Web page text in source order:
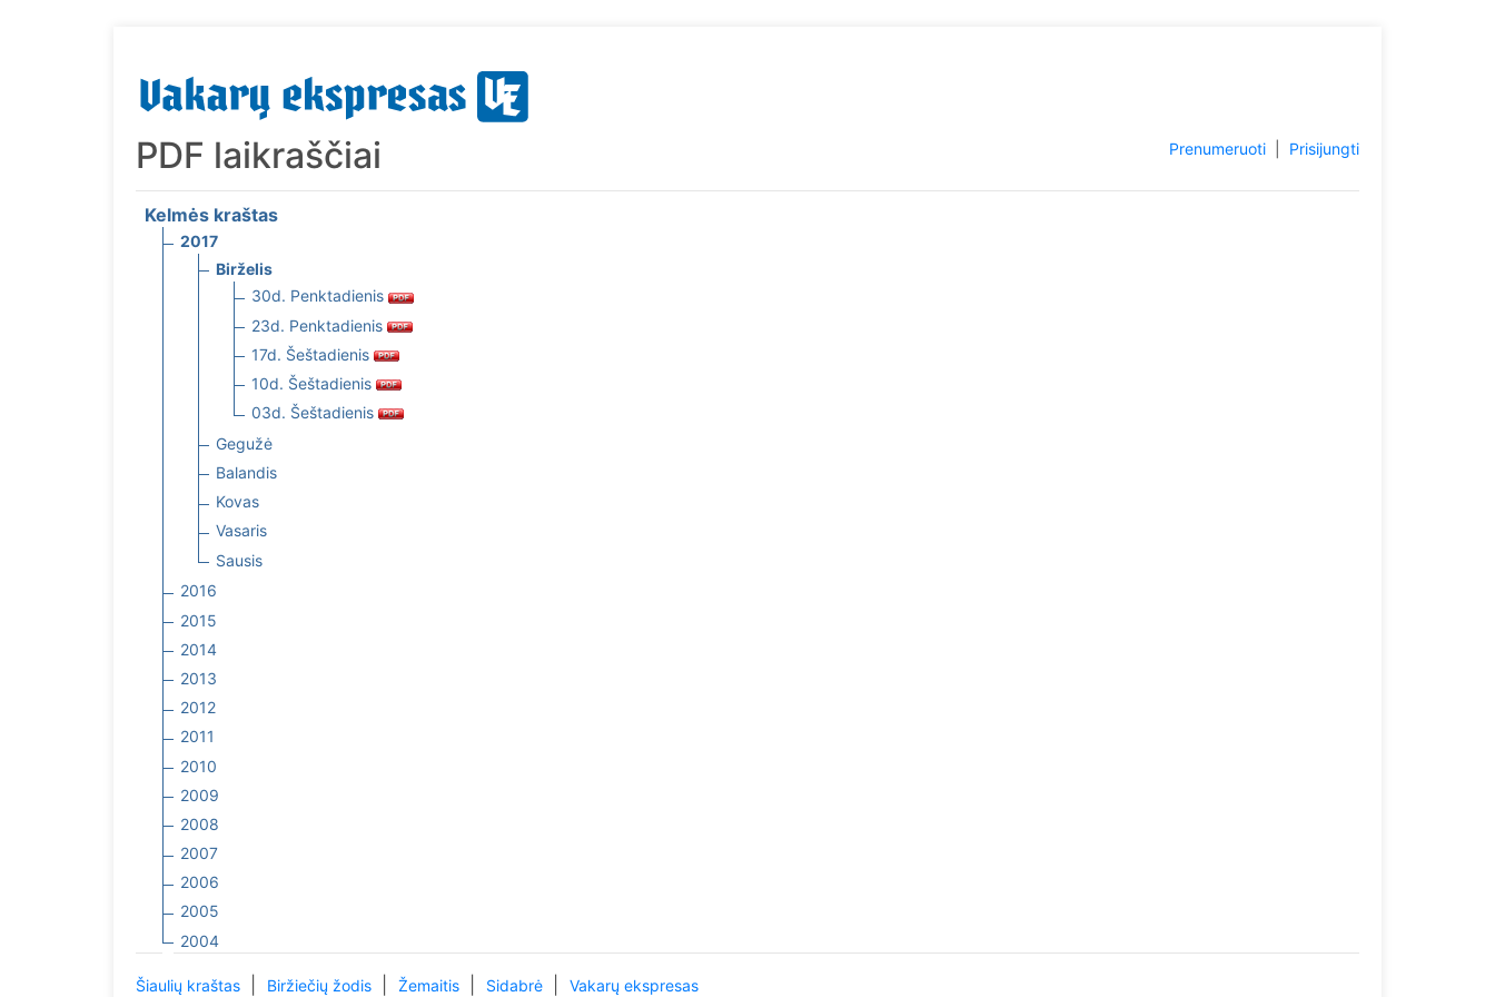
PDF laikraščiai Prenumeruoti| Prisijungti
Kelmės kraštas
2017
Birželis
30d. Penktadienis
23d. Penktadienis
17d. Šeštadienis
10d. Šeštadienis
03d. Šeštadienis
Gegužė
Balandis
Kovas
Vasaris
Sausis
2016
2015
2014
2013
2012
2011
2010
2009
2008
2007
2006
2005
2004
Šiaulių kraštas Biržiečių žodis Žemaitis Sidabrė Vakarų ekspresas